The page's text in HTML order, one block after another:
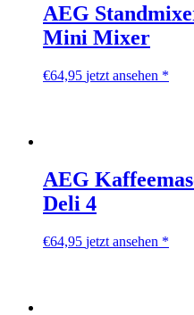
AEG
Mini Mixer
€64,95 jetzt ansehen *
AEG
Deli 4
€64,95 jetzt ansehen *